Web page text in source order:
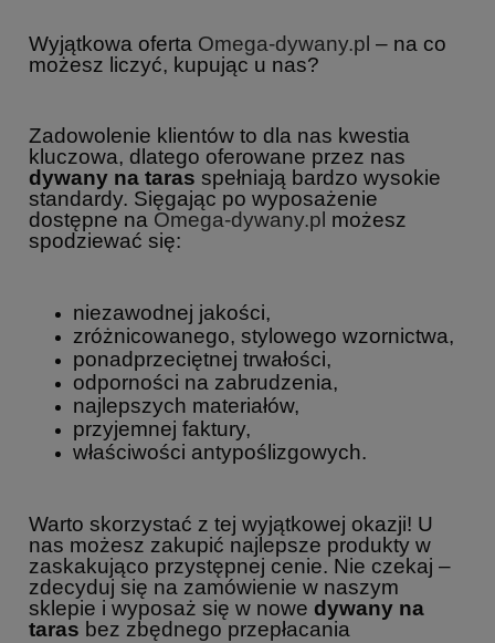
Wyjątkowa oferta Omega-dywany.pl – na co
możesz liczyć, kupując u nas?
Zadowolenie klientów to dla nas kwestia
kluczowa, dlatego oferowane przez nas
dywany na taras spełniają bardzo wysokie
standardy. Sięgając po wyposażenie
dostępne na Omega-dywany.pl możesz
spodziewać się:
niezawodnej jakości,
zróżnicowanego, stylowego wzornictwa,
ponadprzeciętnej trwałości,
odporności na zabrudzenia,
najlepszych materiałów,
przyjemnej faktury,
właściwości antypoślizgowych.
Warto skorzystać z tej wyjątkowej okazji! U
nas możesz zakupić najlepsze produkty w
zaskakująco przystępnej cenie. Nie czekaj –
zdecyduj się na zamówienie w naszym
sklepie i wyposaż się w nowe dywany na
taras bez zbędnego przepłacania